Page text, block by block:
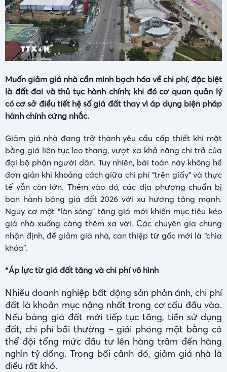
Muốn giảm giá nhà cần minh bạch hóa về chi phí, đặc biệt
là đất đai và thủ tục hành chính; khi đó cơ quan quản lý
có cơ sở điều tiết hệ số giá đất thay vì áp dụng biện pháp
hành chính cứng nhắc.
Giảm giá nhà đang trở thành yêu cầu cấp thiết khi mặt
bằng giá liên tục leo thang, vượt xa khả năng chi trả của
đại bộ phận người dân. Tuy nhiên, bài toán này không hề
đơn giản khi khoảng cách giữa chi phí “trên giấy” và thực
tế vẫn còn lớn. Thêm vào đó, các địa phương chuẩn bị
ban hành bảng giá đất 2026 với xu hướng tăng mạnh.
Nguy cơ một “làn sóng” tăng giá mới khiến mục tiêu kéo
giá nhà xuống càng thêm xa vời. Các chuyên gia chung
nhận định, để giảm giá nhà, can thiệp từ gốc mới là “chìa
khóa”.
*Áp lực từ giá đất tăng và chi phí vô hình
Nhiều doanh nghiệp bất động sản phản ánh, chi phí
đất là khoản mục nặng nhất trong cơ cấu đầu vào.
Nếu bảng giá đất mới tiếp tục tăng, tiền sử dụng
đất, chi phí bồi thường – giải phóng mặt bằng có
thể đội tổng mức đầu tư lên hàng trăm đến hàng
nghìn tỷ đồng. Trong bối cảnh đó, giảm giá nhà là
điều rất khó.